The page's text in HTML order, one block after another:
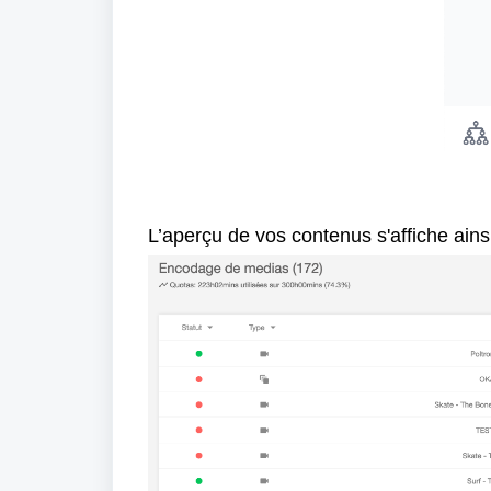
L’aperçu de vos contenus s'affiche